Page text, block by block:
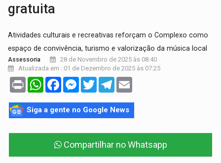
gratuita
Atividades culturais e recreativas reforçam o Complexo como
espaço de convivência, turismo e valorização da música local
Assessoria
28 de Novembro de 2025 às 08:40
Atualizada em : 01 de Dezembro de 2025 às 07:25
Print WhatsAppFacebookMessenger
TwitterTelegram
Siga a gente no Google News
Compartilhar no Whatsapp